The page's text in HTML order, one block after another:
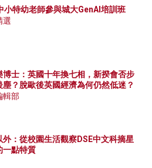
小特幼老師參與城大GenAI培訓班
選
博士：英國十年換七相，新揆會否步
塵？脫歐後英國經濟為何仍然低迷？
輯部
外：從校園生活觀察DSE中文科摘星
一點特質